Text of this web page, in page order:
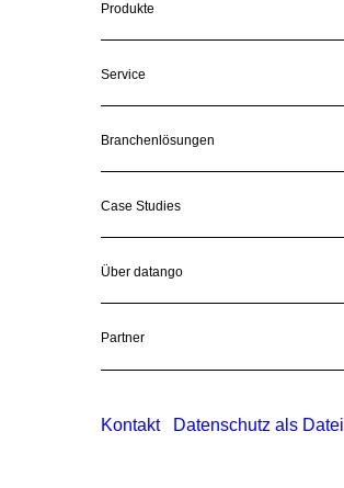
Produkte
Service
Branchenlösungen
Case Studies
Über datango
Partner
Kontakt Datenschutz als Datei